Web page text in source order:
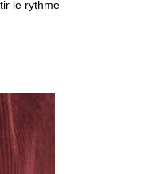
le rythme